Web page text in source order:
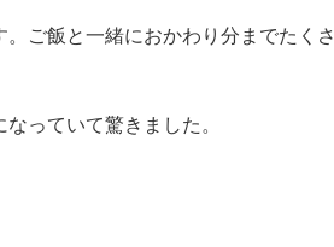
ご飯と一緒におかわり分までたく
っていて驚きました。